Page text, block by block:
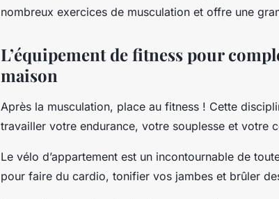
nombreux exercices de musculation et offre une
L’équipement de fitness pour
maison
Après la musculation, place au fitness ! Cette
travailler votre endurance, votre souplesse et votre
Le vélo d’appartement est un incontournable de
pour faire du cardio, tonifier vos jambes et brûler